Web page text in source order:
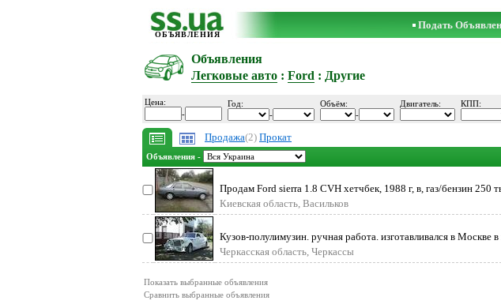
ОБЪЯВЛЕНИЯ
Подать
Объявления
Легковые авто : Ford : Другие
Цена:
-
Год:
-
Объём:
-
Двигатель: КПП:
Продажа(2) Прокат
Объявления -
Продам Ford sierra 1.8 CVH хетчбек, 1988 г, в, газ/бензин 250
Киевская область, Васильков
Кузов-полулимузин. ручная работа. изготавливался в Москве
Черкасская область, Черкассы
Показать выбранные объявления
Сравнить выбранные объявления